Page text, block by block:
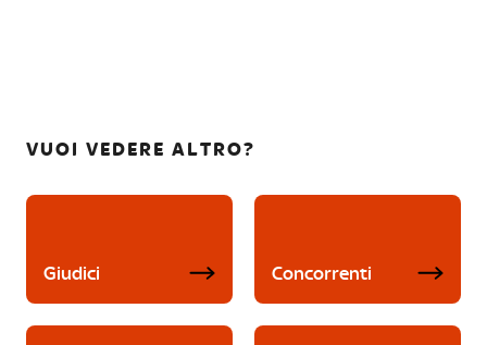
VUOI VEDERE ALTRO?
Giudici Concorrenti